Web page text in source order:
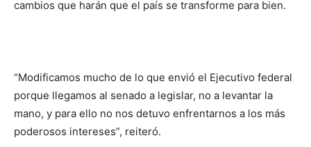
cambios que harán que el país se transforme para bien.
“Modificamos mucho de lo que envió el Ejecutivo federal
porque llegamos al senado a legislar, no a levantar la
mano, y para ello no nos detuvo enfrentarnos a los más
poderosos intereses”, reiteró.